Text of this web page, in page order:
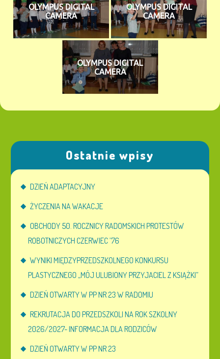
OLYMPUS DIGITAL
CAMERA
OLYMPUS DIGITAL
CAMERA
OLYMPUS DIGITAL
CAMERA
Ostatnie wpisy
DZIEŃ ADAPTACYJNY
ŻYCZENIA NA WAKACJE
OBCHODY 50. ROCZNICY RADOMSKICH PROTESTÓW
ROBOTNICZYCH CZERWIEC ’76
WYNIKI MIĘDZYPRZEDSZKOLNEGO KONKURSU
PLASTYCZNEGO „MÓJ ULUBIONY PRZYJACIEL Z KSIĄŻKI”
DZIEŃ OTWARTY W PP NR 23 W RADOMIU
REKRUTACJA DO PRZEDSZKOLI NA ROK SZKOLNY
2026/2027- INFORMACJA DLA RODZICÓW
DZIEŃ OTWARTY W PP NR 23